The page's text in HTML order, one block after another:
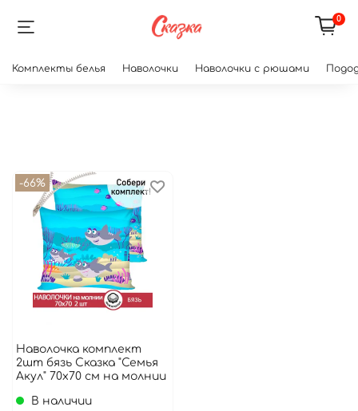
0
Комплекты белья Наволочки Наволочки с рюшами
-66%
Наволочка комплект
2шт бязь Сказка "Семья
Акул" 70x70 см на молнии
В наличии